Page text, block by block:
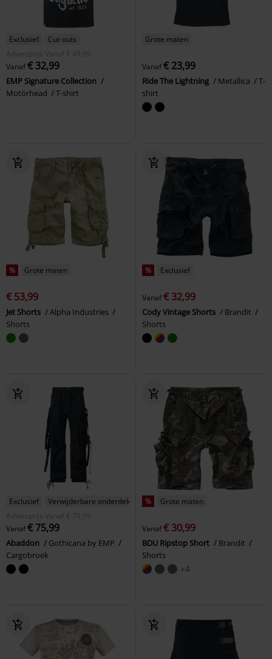
Exclusief
Cut-outs
Adviesprijs
Vanaf € 49,99
Vanaf€ 32,99
EMP Signature Collection
Motörhead
T-shirt
Grote maten
Vanaf€ 23,99
Ride The Lightning Metallica
T-
shirt
% Grote maten
€ 53,99
Jet Shorts
Alpha Industries
Shorts
% Exclusief
Vanaf€ 32,99
Cody Vintage Shorts
Brandit
Shorts
Exclusief
Verwijderbare onderdelen
Adviesprijs
Vanaf € 79,99
Vanaf€ 75,99
Abaddon
Gothicana by EMP
Cargobroek
% Grote maten
Vanaf€ 30,99
BDU Ripstop Short
Brandit
Shorts
+4